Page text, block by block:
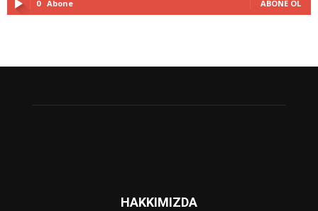
0 Abone ABONE OL
HAKKIMIZDA